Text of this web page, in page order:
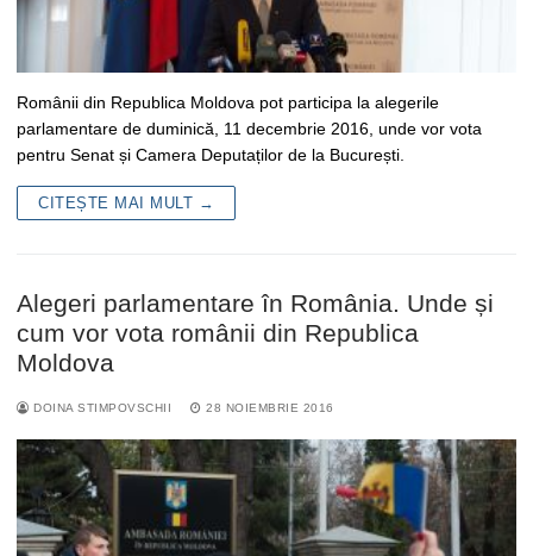
Românii din Republica Moldova pot participa la alegerile
parlamentare de duminică, 11 decembrie 2016, unde vor vota
pentru Senat și Camera Deputaților de la București.
CITEȘTE MAI MULT →
Alegeri parlamentare în România. Unde și
cum vor vota românii din Republica
Moldova
DOINA STIMPOVSCHII 28 NOIEMBRIE 2016